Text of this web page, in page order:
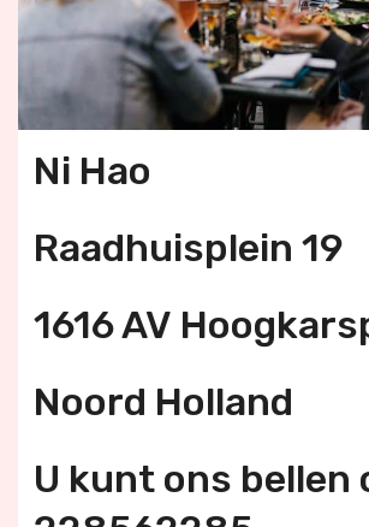
Ni Hao
Raadhuisplein 19
1616 AV
Noord Holland
U kunt ons bellen